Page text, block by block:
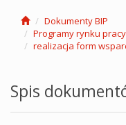
Dokumenty BIP
Programy rynku
realizacja form
Spis